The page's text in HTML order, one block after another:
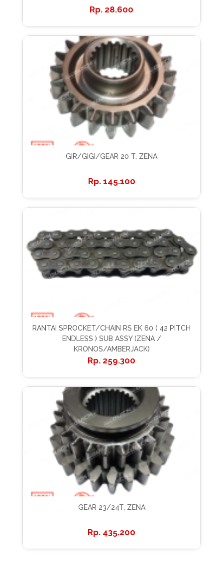
28.600
GIR/GIGI/GEAR 20 T, ZENA
145.100
RANTAI SPROCKET/CHAIN RS EK 60 ( 42 PITCH
ENDLESS ) SUB ASSY (ZENA /
KRONOS/AMBERJACK)
259.300
GEAR 23/24T, ZENA
435.200